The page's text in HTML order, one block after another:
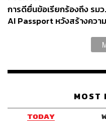
การดียื่นข้อเรียกร้องถึง รม
AI Passport หวังสร้างควา
MOST
TODAY